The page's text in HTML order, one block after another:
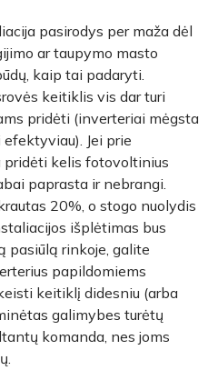
pasirodys per maža dėl
ar taupymo masto
kaip tai padaryti.
keitiklis vis dar turi
pridėti (inverteriai mėgsta
Jei prie
kelis fotovoltinius
paprasta ir nebrangi.
20%, o stogo nuolydis
išplėtimas bus
pasiūlą rinkoje, galite
papildomiems
keitiklį didesniu (arba
galimybes turėtų
komanda, nes joms